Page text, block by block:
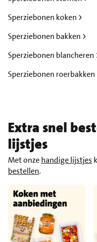
Sperziebonen koken
Sperziebonen bakken
Sperziebonen blancheren
Sperziebonen roerbakken
Extra snel
lijstjes
Met onzehandige lijstjes
bestellen.